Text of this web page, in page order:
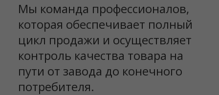
Мы команда профессионалов,
которая обеспечивает полный
цикл продажи и осуществляет
контроль качества товара на
пути от завода до конечного
потребителя.